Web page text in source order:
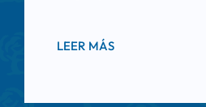
LEER MÁS